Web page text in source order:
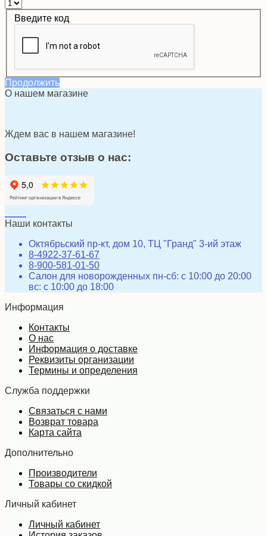
Введите код
Продолжить
О нашем магазине
Ждем вас в нашем магазине!
Оставьте отзыв о нас:
Наши контакты
Октябрьский пр-кт, дом 10, ТЦ "Гранд" 3-ий этаж
8-4922-37-61-67
8-900-581-01-50
Салон для новорожденных пн-сб: с 10:00 до 20:00
вс: с 10:00 до 18:00
Информация
Контакты
О нас
Информация о доставке
Реквизиты организации
Термины и определения
Служба поддержки
Связаться с нами
Возврат товара
Карта сайта
Дополнительно
Производители
Товары со скидкой
Личный кабинет
Личный кабинет